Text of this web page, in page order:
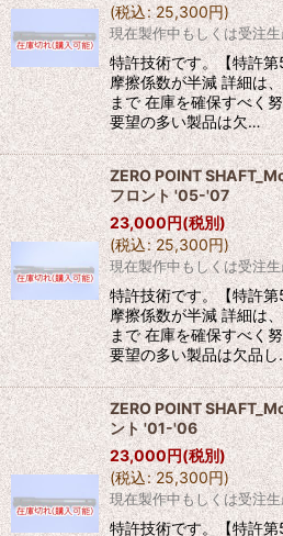
(税込: 25,300円)
現在製作中もしくは受注
特許技術です。【特許
摩擦係数が半減 詳細は
まで 在庫を確保すべく
要望の多い製品は欠…
ZERO POINT
フロント '05-'07
23,000円(税別)
(税込: 25,300円)
現在製作中もしくは受注
特許技術です。【特許
摩擦係数が半減 詳細は
まで 在庫を確保すべく
要望の多い製品は欠品
ZERO POINT
ント '01-'06
23,000円(税別)
(税込: 25,300円)
現在製作中もしくは受注
特許技術です。【特許